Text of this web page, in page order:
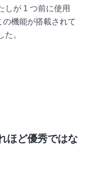
しが 1 つ前に使用
の機能が搭載されて
。
ほど優秀ではな